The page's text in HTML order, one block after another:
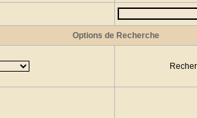
Options de Recherche